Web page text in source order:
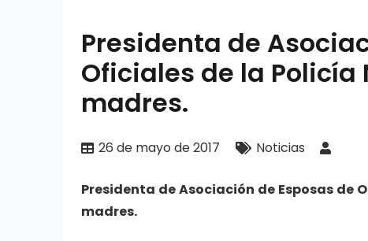
Presidenta de
Oficiales de la
madres.
26 de mayo de 2017 Noticias
Presidenta de Asociación de Esposas
madres.